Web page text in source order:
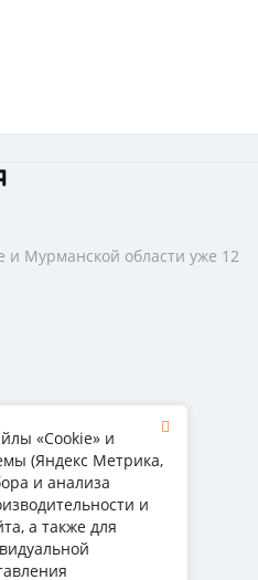
Мурманской области уже 12
Вопрос-ответ
Обмен и возврат
Гарантия
«Cookie» и
(Яндекс Метрика,
и анализа
и
а также для